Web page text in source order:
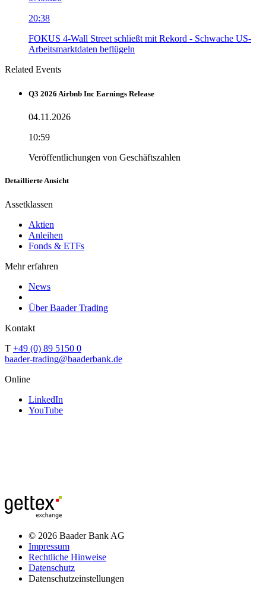
20:38
FOKUS 4-Wall Street schließt mit Rekord - Schwache US-
Arbeitsmarktdaten beflügeln
Related Events
Q3 2026 Airbnb Inc Earnings Release
04.11.2026
10:59
Veröffentlichungen von Geschäftszahlen
Detaillierte Ansicht
Assetklassen
Aktien
Anleihen
Fonds & ETFs
Mehr erfahren
News
Über Baader Trading
Kontakt
T +49 (0) 89 5150 0
baader-trading@baaderbank.de
Online
LinkedIn
YouTube
© 2026 Baader Bank AG
Impressum
Rechtliche Hinweise
Datenschutz
Datenschutzeinstellungen